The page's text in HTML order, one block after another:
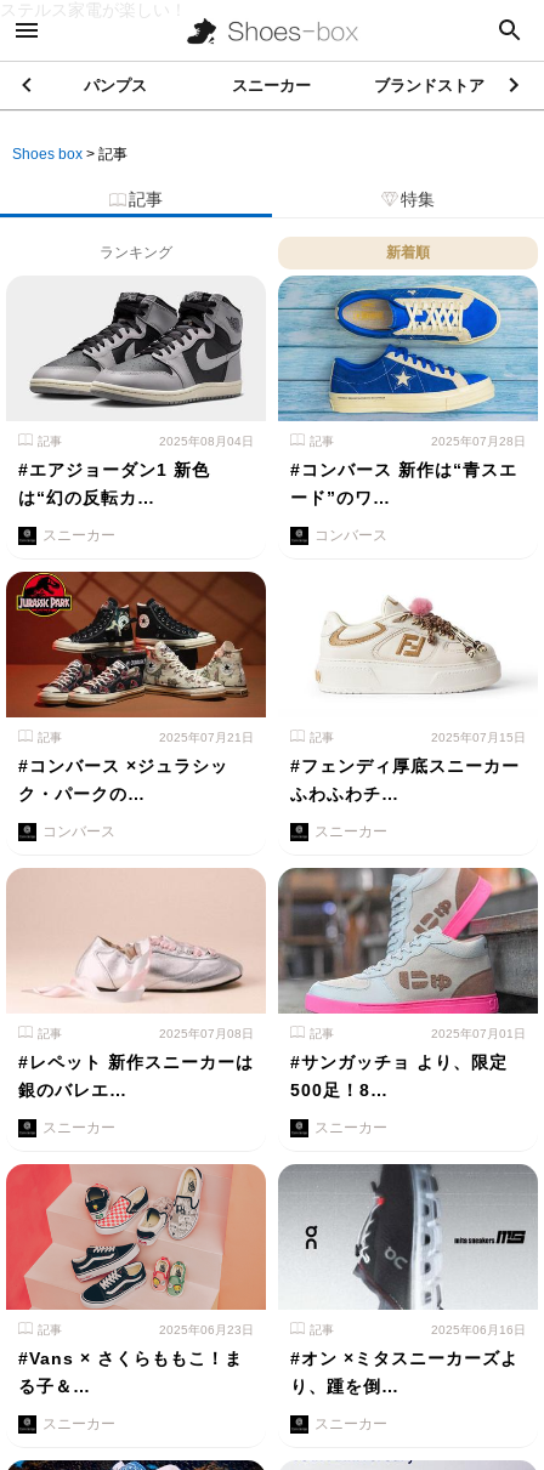
ステルス家電が楽しい！
パンプス スニーカー ブランドストア
Shoes box > 記事
記事 特集
ランキング 新着順
記事 2025年08月04日
#エアジョーダン1 新色
は“幻の反転カ…
スニーカー
記事 2025年07月28日
#コンバース 新作は“青スエ
ード”のワ…
コンバース
記事 2025年07月21日
#コンバース ×ジュラシッ
ク・パークの…
コンバース
記事 2025年07月15日
#フェンディ厚底スニーカー
ふわふわチ…
スニーカー
記事 2025年07月08日
#レペット 新作スニーカーは
銀のバレエ…
スニーカー
記事 2025年07月01日
#サンガッチョ より、限定
500足！8…
スニーカー
記事 2025年06月23日
#Vans × さくらももこ！ま
る子＆…
スニーカー
記事 2025年06月16日
#オン ×ミタスニーカーズよ
り、踵を倒…
スニーカー